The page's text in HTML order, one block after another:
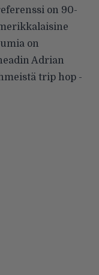
on 90-
on
Adrian
trip hop -